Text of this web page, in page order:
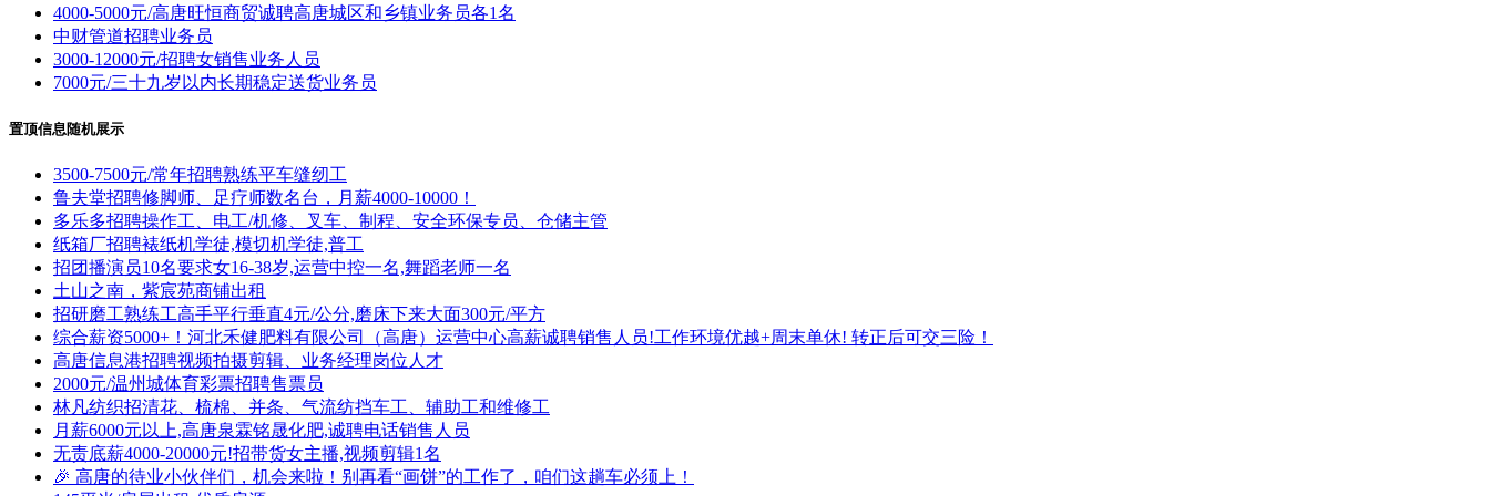
4000-5000元/高唐旺恒商贸诚聘高唐城区和乡镇业务员各1名
中财管道招聘业务员
3000-12000元/招聘女销售业务人员
7000元/三十九岁以内长期稳定送货业务员
置顶信息随机展示
3500-7500元/常年招聘熟练平车缝纫工
鲁夫堂招聘修脚师、足疗师数名台，月薪4000-10000！
多乐多招聘操作工、电工/机修、叉车、制程、安全环保专员、仓储主管
纸箱厂招聘裱纸机学徒,模切机学徒,普工
招团播演员10名要求女16-38岁,运营中控一名,舞蹈老师一名
土山之南，紫宸苑商铺出租
招研磨工熟练工高手平行垂直4元/公分,磨床下来大面300元/平方
综合薪资5000+！河北禾健肥料有限公司（高唐）运营中心高薪诚聘销售人员!工作环境优越+周末单休! 转正后可交三险！
高唐信息港招聘视频拍摄剪辑、业务经理岗位人才
2000元/温州城体育彩票招聘售票员
林凡纺织招清花、梳棉、并条、气流纺挡车工、辅助工和维修工
月薪6000元以上,高唐泉霖铭晟化肥,诚聘电话销售人员
无责底薪4000-20000元!招带货女主播,视频剪辑1名
🎉 高唐的待业小伙伴们，机会来啦！别再看“画饼”的工作了，咱们这趟车必须上！